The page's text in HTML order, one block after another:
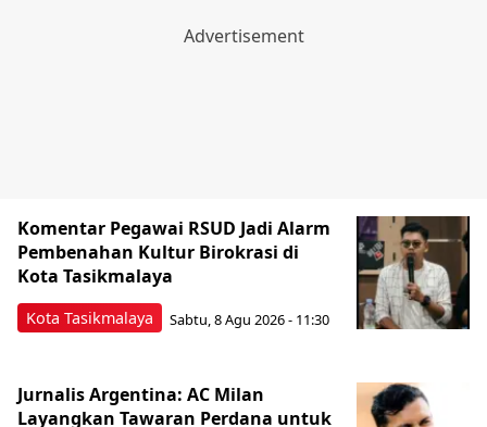
Kota Tasikmalaya
Komentar Pegawai RSUD Jadi Alarm
Pembenahan Kultur Birokrasi di
Kota Tasikmalaya
Sabtu, 8 Agu 2026 - 11:30
Jurnalis Argentina: AC Milan
Layangkan Tawaran Perdana untuk